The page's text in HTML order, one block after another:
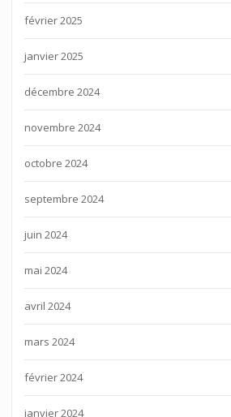
février 2025
janvier 2025
décembre 2024
novembre 2024
octobre 2024
septembre 2024
juin 2024
mai 2024
avril 2024
mars 2024
février 2024
janvier 2024